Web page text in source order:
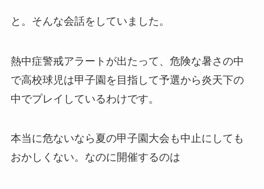
と。そんな会話をしていました。
熱中症警戒アラートが出たって、危険な暑さの中
で高校球児は甲子園を目指して予選から炎天下の
中でプレイしているわけです。
本当に危ないなら夏の甲子園大会も中止にしても
おかしくない。なのに開催するのは